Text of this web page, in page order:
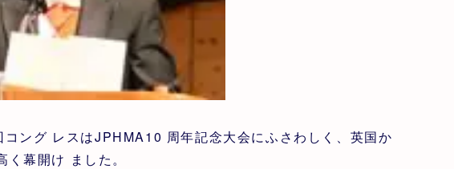
ング レスはJPHMA10 周年記念大会にふさわしく、英国か
幕開け ました。